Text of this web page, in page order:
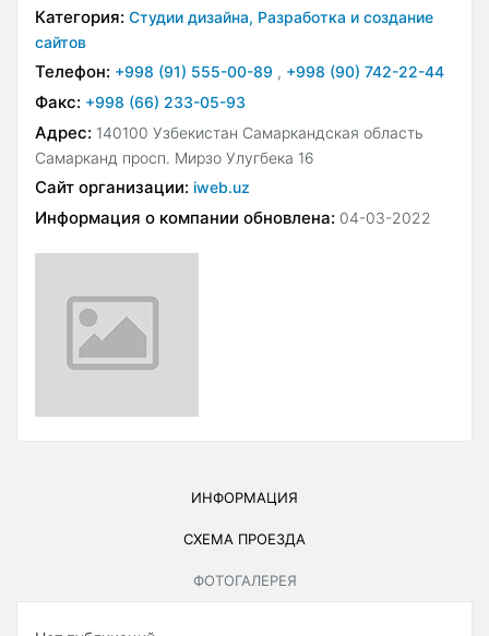
Категория: Студии дизайна, Разработка и создание
сайтов
Телефон: +998 (91) 555-00-89 , +998 (90) 742-22-44
Факс: +998 (66) 233-05-93
Адрес: 140100 Узбекистан Самаркандская область
Самарканд просп. Мирзо Улугбека 16
Сайт организации: iweb.uz
Информация о компании обновлена: 04-03-2022
ИНФОРМАЦИЯ
СХЕМА ПРОЕЗДА
ФОТОГАЛЕРЕЯ